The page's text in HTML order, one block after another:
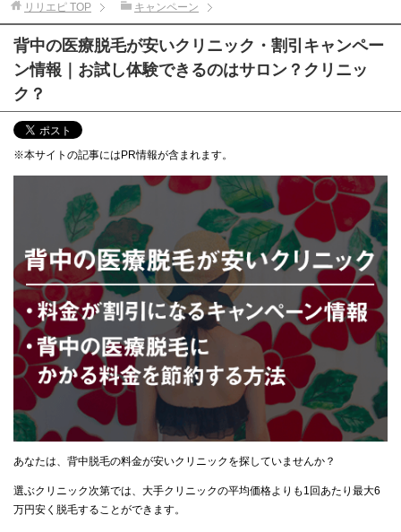
リリエピ TOP キャンペーン
背中の医療脱毛が安いクリニック・割引キャンペー
ン情報｜お試し体験できるのはサロン？クリニッ
ク？
※本サイトの記事にはPR情報が含まれます。
あなたは、背中脱毛の料金が安いクリニックを探していませんか？
選ぶクリニック次第では、大手クリニックの平均価格よりも1回あたり最大6
万円安く脱毛することができます。